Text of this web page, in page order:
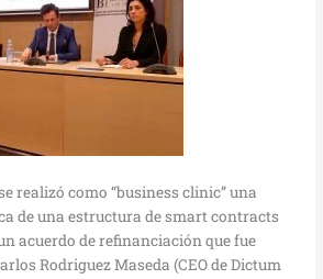
realizó como “business clinic” una
de una estructura de smart contracts
acuerdo de refinanciación que fue
Rodriguez Maseda (CEO de Dictum